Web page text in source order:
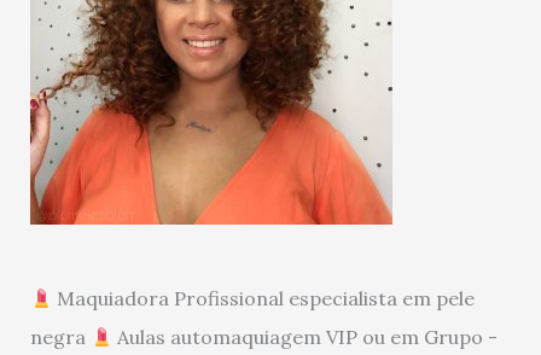
Maquiadora Profissional especialista em pele
negra
Aulas automaquiagem VIP ou em Grupo -